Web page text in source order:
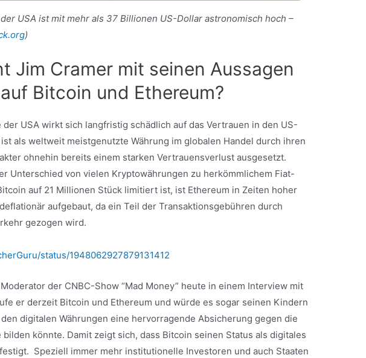
USA ist mit mehr als 37 Billionen US-Dollar astronomisch hoch –
)
Jim Cramer mit seinen Aussagen
Bitcoin und Ethereum?
der USA wirkt sich langfristig schädlich auf das Vertrauen in den US-
als weltweit meistgenutzte Währung im globalen Handel durch ihren
ohnehin bereits einem starken Vertrauensverlust ausgesetzt.
Unterschied von vielen Kryptowährungen zu herkömmlichem Fiat-
auf 21 Millionen Stück limitiert ist, ist Ethereum in Zeiten hoher
aufgebaut, da ein Teil der Transaktionsgebühren durch
gezogen wird.
status/1948062927879131412
der CNBC-Show “Mad Money” heute in einem Interview mit
er derzeit Bitcoin und Ethereum und würde es sogar seinen Kindern
digitalen Währungen eine hervorragende Absicherung gegen die
könnte. Damit zeigt sich, dass Bitcoin seinen Status als digitales
Speziell immer mehr institutionelle Investoren und auch Staaten